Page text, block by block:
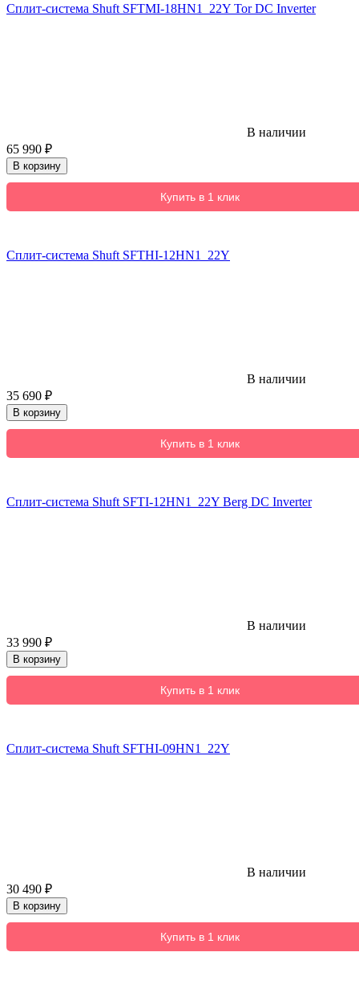
Сплит-система Shuft SFTMI-18HN1_22Y Tor DC Inverter
В наличии
65 990 ₽
В корзину
Купить в 1 клик
Сплит-система Shuft SFTHI-12HN1_22Y
В наличии
35 690 ₽
В корзину
Купить в 1 клик
Сплит-система Shuft SFTI-12HN1_22Y Berg DC Inverter
В наличии
33 990 ₽
В корзину
Купить в 1 клик
Сплит-система Shuft SFTHI-09HN1_22Y
В наличии
30 490 ₽
В корзину
Купить в 1 клик